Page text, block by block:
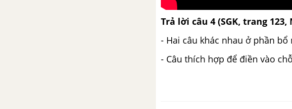
Trả lời câu 4 (SGK, trang 123,
- Hai câu khác nhau ở phần
- Câu thích hợp để điền vào